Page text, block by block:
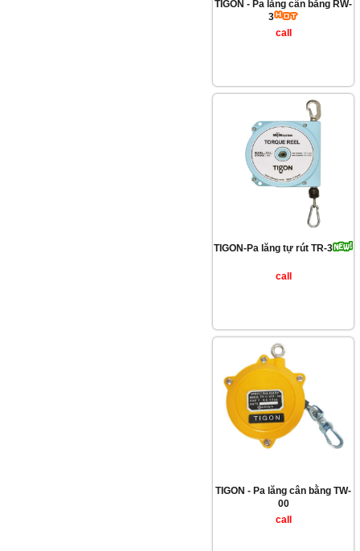
TIGON - Pa lăng cân bằng RW-
3
call
TIGON-Pa lăng tự rút TR-3
call
TIGON - Pa lăng cân bằng TW-
00
call